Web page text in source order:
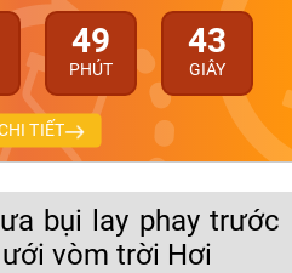
49
PHÚT
42
GIÂY
TIẾT
bụi lay phay trước
vòm trời Hơi